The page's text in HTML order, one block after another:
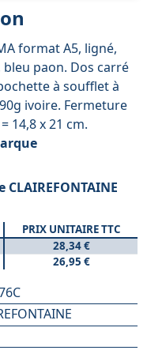
format A5, ligné,
paon. Dos carré
à soufflet à
ivoire. Fermeture
14,8 x 21 cm.
PRIX UNITAIRE TTC
28,34 €
26,95 €